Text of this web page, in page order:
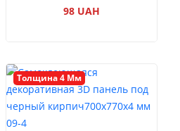
690x690x4 Мм 2014-4
98 UAH
Толщина 4 Мм